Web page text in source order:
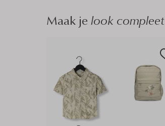
Maak je look compleet